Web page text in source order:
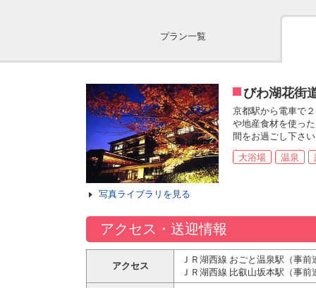
プラン一覧
写真ライブラリを見る
びわ湖花街
京都駅から電車で
や地産食材を使っ
間をお過ごし下さ
大浴場
温泉
アクセス・送迎情報
アクセス
ＪＲ湖西線 おごと温泉駅（事
ＪＲ湖西線 比叡山坂本駅（事